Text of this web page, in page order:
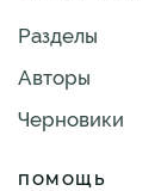
Разделы
Авторы
Черновики
ПОМОЩЬ